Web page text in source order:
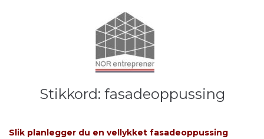
Stikkord: fasadeoppussing
Slik planlegger du en vellykket fasadeoppussing